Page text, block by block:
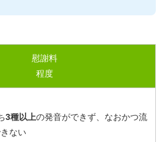
慰謝料
程度
3種以上の発音ができず、なおかつ流
ない